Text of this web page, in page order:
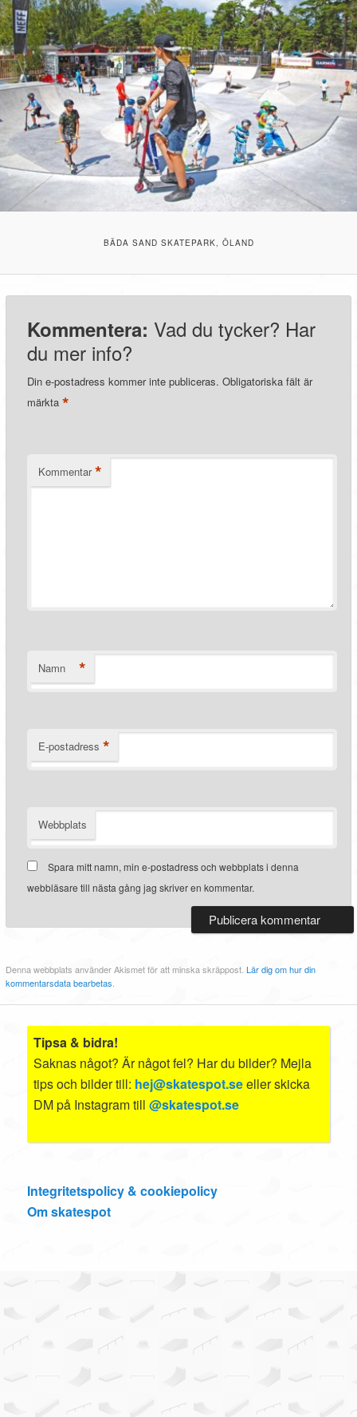
BÄDA SAND SKATEPARK, ÖLAND
Kommentera: Vad du tycker? Har
du mer info?
Din e-postadress kommer inte publiceras. Obligatoriska fält är
märkta*
Kommentar *
Namn *
E-postadress *
Webbplats
Spara mitt namn, min e-postadress och webbplats i denna
webbläsare till nästa gång jag skriver en kommentar.
Denna webbplats använder Akismet för att minska skräppost.Lär dig om hur din
kommentarsdata bearbetas
Tipsa & bidra!
Saknas något? Är något fel? Har du bilder? Mejla
tips och bilder till: hej@skatespot.seeller skicka
DM på Instagram till@skatespot.se
Integritetspolicy & cookiepolicy
Om skatespot